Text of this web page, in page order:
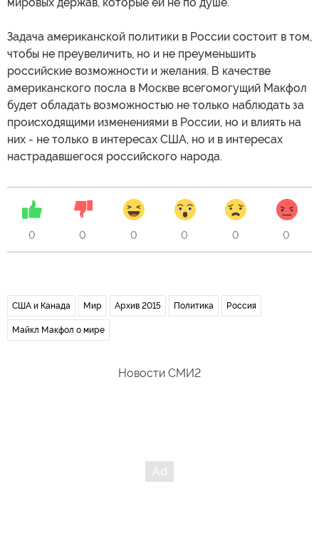
мировых держав, которые ей не по душе.
Задача американской политики в России состоит в том,
чтобы не преувеличить, но и не преуменьшить
российские возможности и желания. В качестве
американского посла в Москве всегомогущий Макфол
будет обладать возможностью не только наблюдать за
происходящими изменениями в России, но и влиять на
них - не только в интересах США, но и в интересах
настрадавшегося российского народа.
0 0 0 0 0 0
США и Канада Мир Архив 2015 Политика Россия
Майкл Макфол о мире
Новости СМИ2